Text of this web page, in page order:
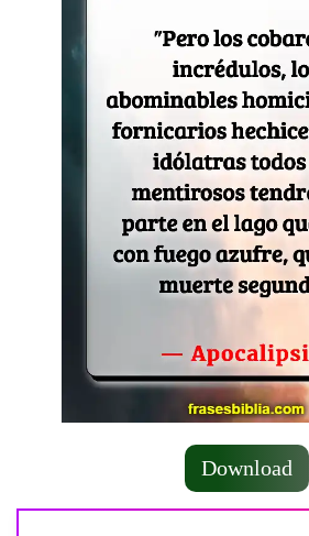
Download